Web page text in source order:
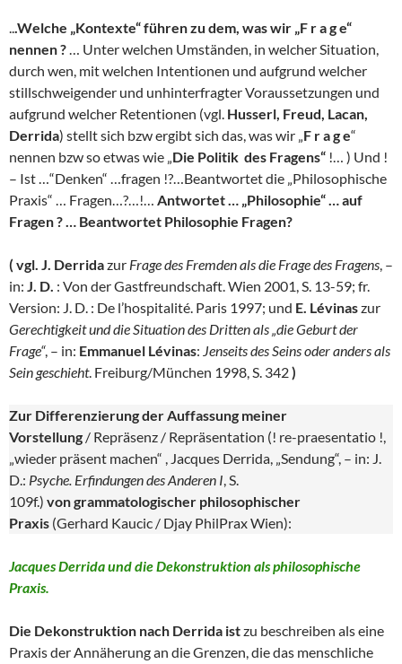
...Welche „Kontexte“ führen zu dem, was wir „F r a g e“
nennen ?… Unter welchen Umständen, in welcher Situation,
durch wen, mit welchen Intentionen und aufgrund welcher
stillschweigender und unhinterfragter Voraussetzungen und
aufgrund welcher Retentionen (vgl. Husserl, Freud, Lacan,
Derrida) stellt sich bzw ergibt sich das, was wir „F r a g e“
nennen bzw so etwas wie „Die Politik des Fragens“ !… ) Und !
– Ist …“Denken“ …fragen !?…Beantwortet die „Philosophische
Praxis“ … Fragen…?…!… Antwortet … „Philosophie“ … auf
Fragen ? … Beantwortet Philosophie Fragen?
( vgl. J. Derridazur Frage des Fremden als die Frage des Fragens, –
in: J. D. : Von der Gastfreundschaft. Wien 2001, S. 13-59; fr.
Version: J. D. : De l’hospitalité. Paris 1997; und E. Lévinaszur
Gerechtigkeit und die Situation des Dritten als „die Geburt der
Frage“, – in: Emmanuel Lévinas: Jenseits des Seins oder anders als
Sein geschieht. Freiburg/München 1998, S. 342)
Zur Differenzierung der Auffassung meiner
Vorstellung / Repräsenz / Repräsentation (! re-praesentatio !,
„wieder präsent machen“ , Jacques Derrida, „Sendung“, – in: J.
D.: Psyche. Erfindungen des Anderen I, S.
109f.) von grammatologischer philosophischer
Praxis (Gerhard Kaucic / Djay PhilPrax Wien):
Jacques Derrida und die Dekonstruktion als philosophische
Praxis.
Die Dekonstruktion nach Derrida istzu beschreiben als eine
Praxis der Annäherung an die Grenzen, die das menschliche